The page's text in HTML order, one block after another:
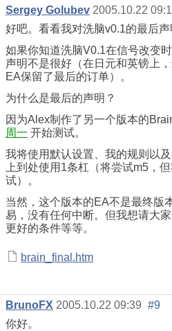
Sergey Golubev 2005.10.22
好吧。看看我对洗脑v0.1的最后声
如果你知道洗脑V0.1在信号改变
声明不是很好（在日元和英镑上
EA保留了最后的订单）。
为什么是最后的声明？
因为Alex制作了另一个版本的
周一 开始测试。
我将使用默认设置、我的规则以
上到处使用1条杠（将尝试m5，
试）。
当然，这个版本的EA不是最终版
易，没有任何中断。但我想请大
更好的条件等等。
brain_final.htm
BrunoFX 2005.10.22 09:39 #9
你好。